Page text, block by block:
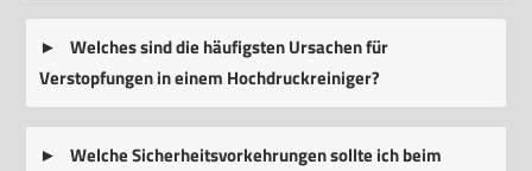
Welches sind die häufigsten Ursachen für
Verstopfungen in einem Hochdruckreiniger?
Welche Sicherheitsvorkehrungen sollte ich beim